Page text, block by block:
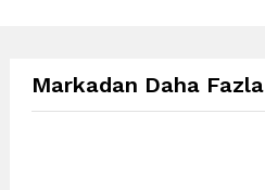
Markadan Daha Fazla